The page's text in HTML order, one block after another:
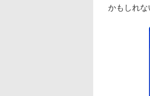
かもしれな